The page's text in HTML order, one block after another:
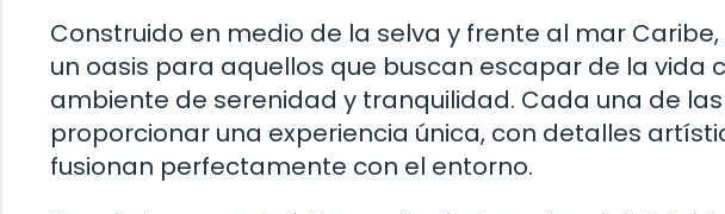
Construido en medio de la selva y frente al mar
un oasis para aquellos que buscan escapar de la vida
ambiente de serenidad y tranquilidad. Cada una de
proporcionar una experiencia única, con detalles
fusionan perfectamente con el entorno.